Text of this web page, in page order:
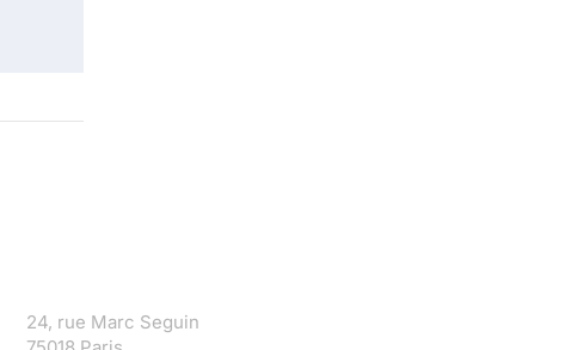
24, rue Marc Seguin